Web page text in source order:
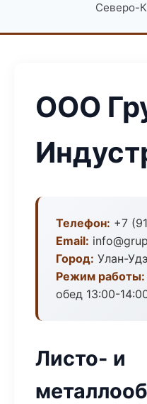
Северо-
ООО
Телефон: +7
Email:
Город: Улан-Удэ
Режим работы:
обед 13:00-
Листо- и